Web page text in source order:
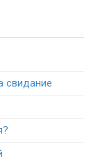
свидание